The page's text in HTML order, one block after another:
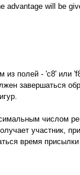
advantage will be
из полей - 'c8' или
завершаться
числом
участник,
время